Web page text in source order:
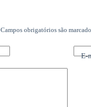
Campos obrigatórios são
E-